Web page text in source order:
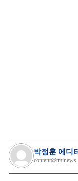
박정훈 에디